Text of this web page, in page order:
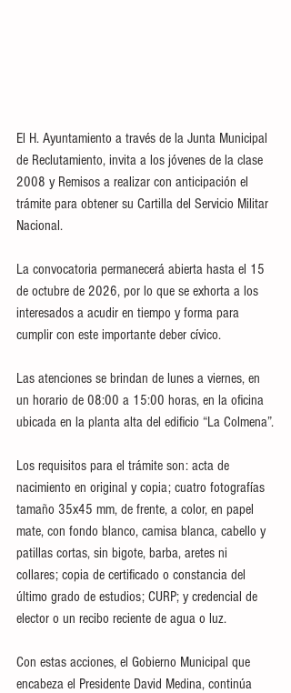
El H. Ayuntamiento a través de la Junta Municipal
de Reclutamiento, invita a los jóvenes de la clase
2008 y Remisos a realizar con anticipación el
trámite para obtener su Cartilla del Servicio Militar
Nacional.
La convocatoria permanecerá abierta hasta el 15
de octubre de 2026, por lo que se exhorta a los
interesados a acudir en tiempo y forma para
cumplir con este importante deber cívico.
Las atenciones se brindan de lunes a viernes, en
un horario de 08:00 a 15:00 horas, en la oficina
ubicada en la planta alta del edificio “La Colmena”.
Los requisitos para el trámite son: acta de
nacimiento en original y copia; cuatro fotografías
tamaño 35x45 mm, de frente, a color, en papel
mate, con fondo blanco, camisa blanca, cabello y
patillas cortas, sin bigote, barba, aretes ni
collares; copia de certificado o constancia del
último grado de estudios; CURP; y credencial de
elector o un recibo reciente de agua o luz.
Con estas acciones, el Gobierno Municipal que
encabeza el Presidente David Medina, continúa